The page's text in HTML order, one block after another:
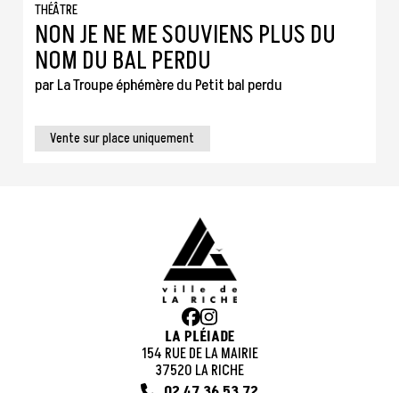
THÉÂTRE
NON JE NE ME SOUVIENS PLUS DU
NOM DU BAL PERDU
par La Troupe éphémère du Petit bal perdu
Vente sur place uniquement
LA PLÉIADE
154 RUE DE LA MAIRIE
37520 LA RICHE